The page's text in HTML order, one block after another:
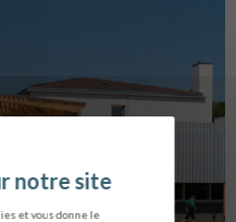
et vous donne le